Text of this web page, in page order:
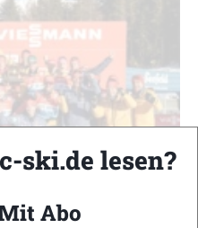
ski.de lesen?
Abo